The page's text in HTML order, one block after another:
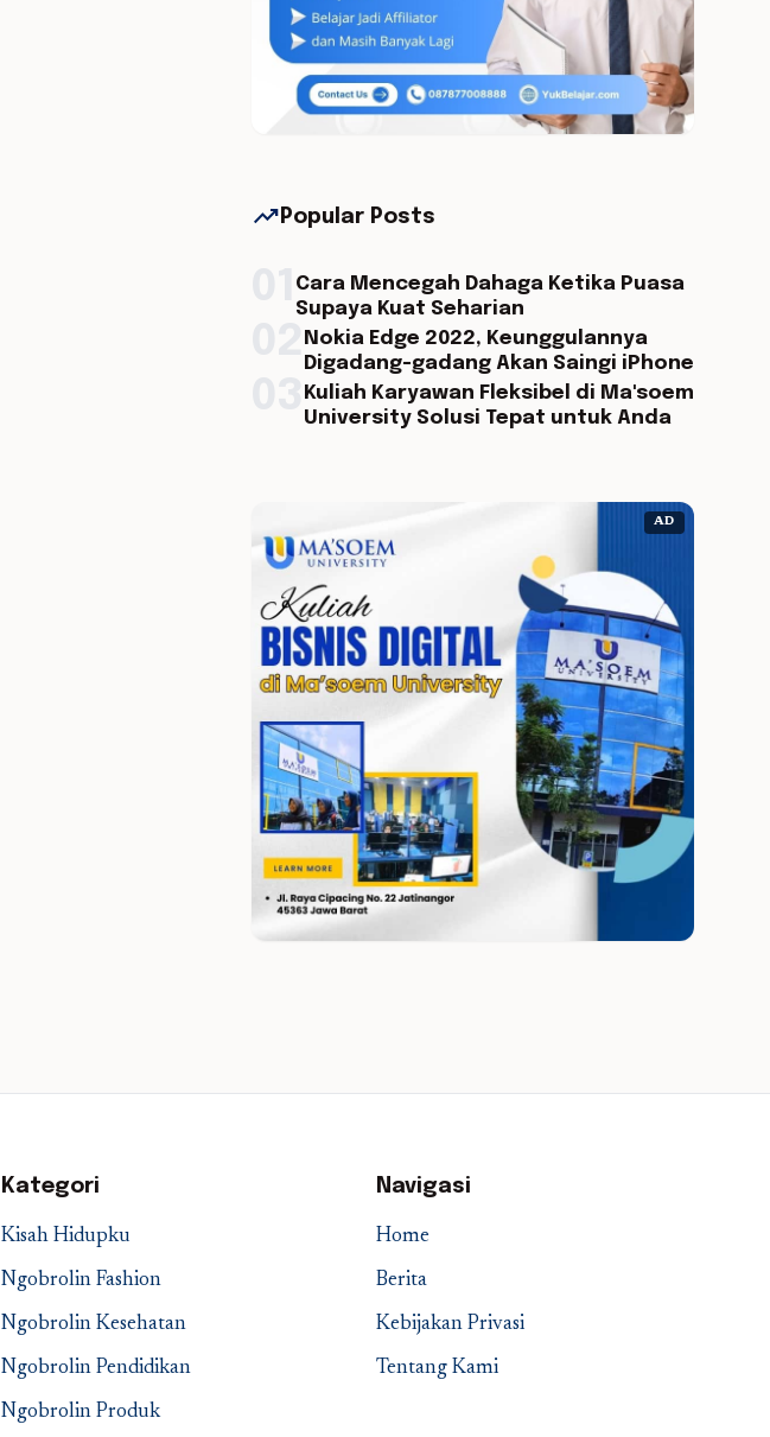
trending_up Popular Posts
Cara Mencegah Dahaga Ketika Puasa
Supaya Kuat Seharian
Nokia Edge 2022, Keunggulannya
Digadang-gadang Akan Saingi iPhone
Kuliah Karyawan Fleksibel di Ma'soem
University Solusi Tepat untuk Anda
AD
Kategori
Kisah Hidupku
Ngobrolin Fashion
Ngobrolin Kesehatan
Ngobrolin Pendidikan
Ngobrolin Produk
Navigasi
Home
Berita
Kebijakan Privasi
Tentang Kami